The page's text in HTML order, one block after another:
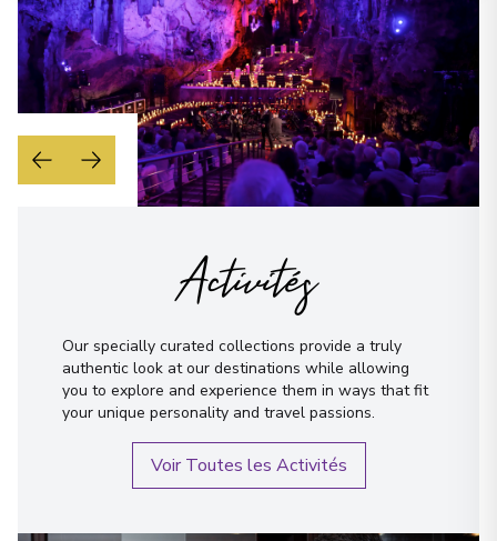
Activités
Our specially curated collections provide a truly
authentic look at our destinations while allowing
you to explore and experience them in ways that fit
your unique personality and travel passions.
Voir Toutes les Activités